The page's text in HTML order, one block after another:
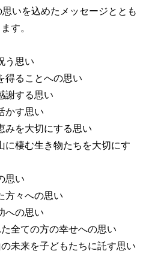
いを込めたメッセージととも
す。
う思い
得ることへの思い
謝する思い
かす思い
みを大切にする思い
に棲む生き物たちを大切にす
思い
方々への思い
への思い
全ての方の幸せへの思い
未来を子どもたちに託す思い